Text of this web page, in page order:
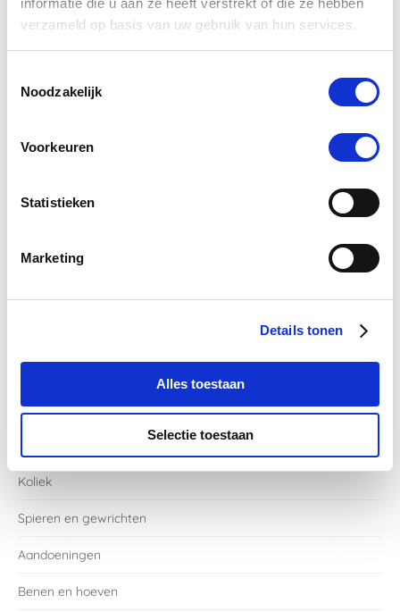
informatie die u aan ze heeft verstrekt of die ze hebben
verzameld op basis van uw gebruik van hun services.
Noodzakelijk
Voorkeuren
Statistieken
Marketing
Details tonen
Alles toestaan
Selectie toestaan
PUUR Parasitus
Categorieën
Koliek
Spieren en gewrichten
Aandoeningen
Benen en hoeven